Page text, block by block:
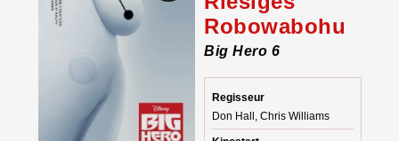
Robowabohu
Big Hero 6
Regisseur
Don Hall, Chris Williams